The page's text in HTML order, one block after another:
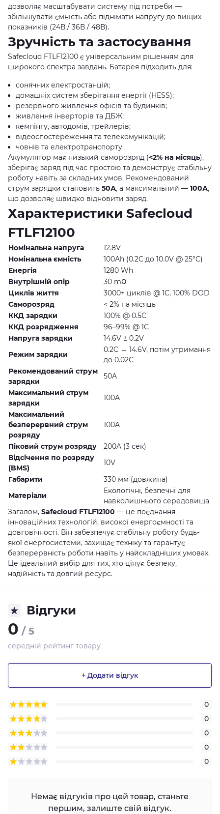
дозволяє масштабувати систему під потреби —
збільшувати ємність або піднімати напругу до вищих
показників (24В / 36В / 48В).
Зручність та застосування
Safecloud FTLF12100 є універсальним рішенням для
широкого спектра завдань. Батарея підходить для:
сонячних електростанцій;
домашніх систем зберігання енергії (HESS);
резервного живлення офісів та будинків;
живлення інверторів та ДБЖ;
кемпінгу, автодомів, трейлерів;
відеоспостереження та телекомунікацій;
човнів та електротранспорту.
Акумулятор має низький саморозряд (<2% на місяць),
зберігає заряд під час простою та демонструє стабільну
роботу навіть за складних умов. Рекомендований
струм зарядки становить 50А, а максимальний — 100А,
що дозволяє швидко відновити заряд.
Характеристики Safecloud
FTLF12100
Номінальна напруга
12.8V
Номінальна ємність
100Ah (0.2C до 10.0V @ 25°C)
Енергія
1280 Wh
Внутрішній опір
30 mΩ
Циклів життя
3000+ циклів @ 1C, 100% DOD
Саморозряд
< 2% на місяць
ККД зарядки
100% @ 0.5C
ККД розрядження
96–99% @ 1C
Напруга зарядки
14.6V ± 0.2V
Режим зарядки
0.2C → 14.6V, потім утримання
до 0.02C
Рекомендований струм
зарядки
50A
Максимальний струм
зарядки
100A
Максимальний
безперервний струм
розряду
100A
Піковий струм розряду
200A (3 сек)
Відсічення по розряду
(BMS)
10V
Габарити
330 мм (довжина)
Матеріали
Екологічні, безпечні для
навколишнього середовища
Загалом, Safecloud FTLF12100 — це поєднання
інноваційних технологій, високої енергоємності та
довговічності. Він забезпечує стабільну роботу будь-
якої енергосистеми, захищає техніку та гарантує
безперервність роботи навіть у найскладніших умовах.
Це ідеальний вибір для тих, хто цінує безпеку,
надійність та довгий ресурс.
Відгуки
0 / 5
середній рейтинг товару
+ Додати відгук
0
0
0
0
0
Немає відгуків про цей товар, станьте
першим, залиште свій відгук.